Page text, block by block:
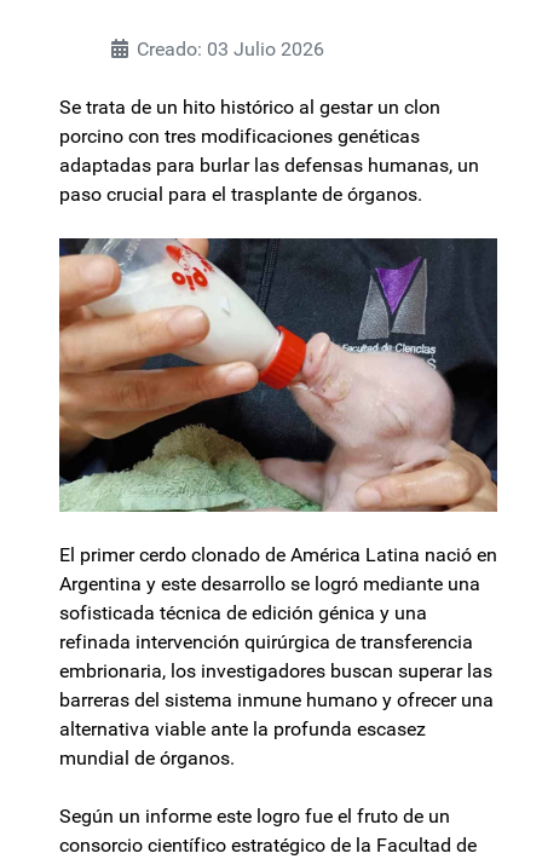
Creado: 03 Julio 2026
Se trata de un hito histórico al gestar un clon
porcino con tres modificaciones genéticas
adaptadas para burlar las defensas humanas, un
paso crucial para el trasplante de órganos.
El primer cerdo clonado de América Latina nació en
Argentina y este desarrollo se logró mediante una
sofisticada técnica de edición génica y una
refinada intervención quirúrgica de transferencia
embrionaria, los investigadores buscan superar las
barreras del sistema inmune humano y ofrecer una
alternativa viable ante la profunda escasez
mundial de órganos.
Según un informe este logro fue el fruto de un
consorcio científico estratégico de la Facultad de